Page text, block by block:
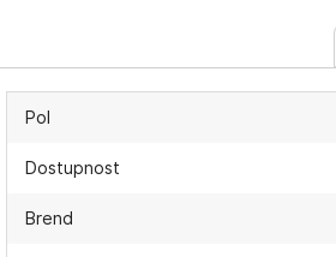
Pol
Dostupnost
Brend